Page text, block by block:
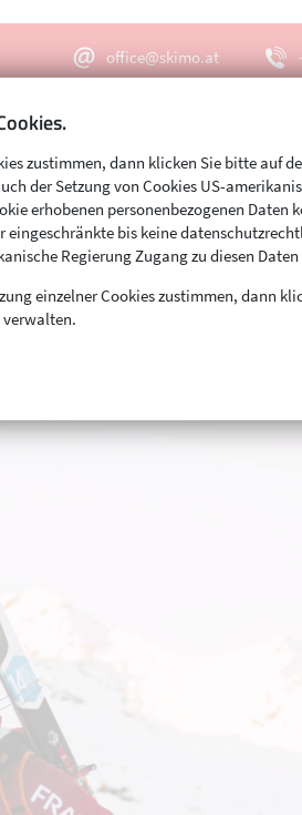
office@skimo.at
zustimmen, dann klicken Sie bitte auf
der Setzung von Cookies US-
erhobenen personenbezogenen Daten
bis keine
Regierung Zugang zu diesen
einzelner Cookies zustimmen, dann
verwalten.